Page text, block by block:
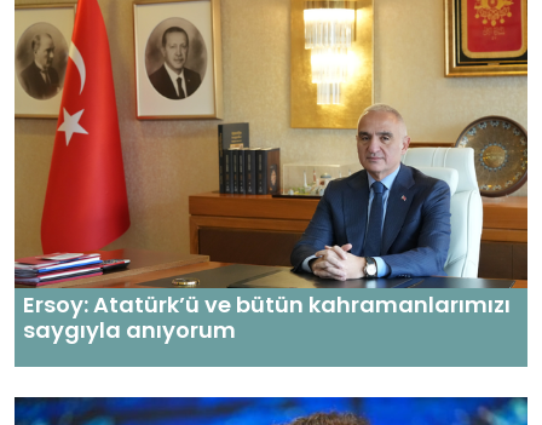
Ersoy: Atatürk’ü ve bütün kahramanlarımızı
saygıyla anıyorum